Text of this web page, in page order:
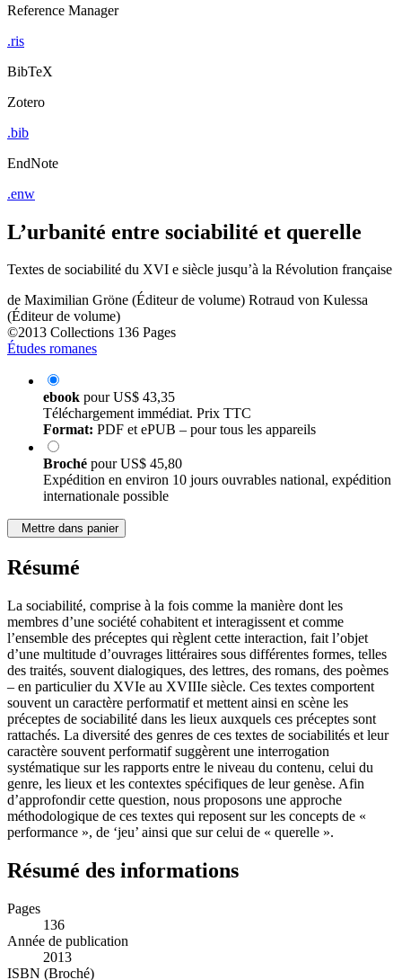
Reference Manager
.ris
BibTeX
Zotero
.bib
EndNote
.enw
L’urbanité entre sociabilité et querelle
Textes de sociabilité du XVI e siècle jusqu’à la Révolution française
de Maximilian Gröne (Éditeur de volume) Rotraud von Kulessa
(Éditeur de volume)
©2013 Collections 136 Pages
Études romanes
ebook pourUS$ 43,35
Téléchargement immédiat. Prix TTC
Format: PDF et ePUB – pour tous les appareils
Broché pourUS$ 45,80
Expédition en environ 10 jours ouvrables national, expédition
internationale possible
Mettre dans panier
Résumé
La sociabilité, comprise à la fois comme la manière dont les
membres d’une société cohabitent et interagissent et comme
l’ensemble des préceptes qui règlent cette interaction, fait l’objet
d’une multitude d’ouvrages littéraires sous différentes formes, telles
des traités, souvent dialogiques, des lettres, des romans, des poèmes
– en particulier du XVIe au XVIIIe siècle. Ces textes comportent
souvent un caractère performatif et mettent ainsi en scène les
préceptes de sociabilité dans les lieux auxquels ces préceptes sont
rattachés. La diversité des genres de ces textes de sociabilités et leur
caractère souvent performatif suggèrent une interrogation
systématique sur les rapports entre le niveau du contenu, celui du
genre, les lieux et les contextes spécifiques de leur genèse. Afin
d’approfondir cette question, nous proposons une approche
méthodologique de ces textes qui reposent sur les concepts de «
performance », de ‘jeu’ ainsi que sur celui de « querelle ».
Résumé des informations
Pages
136
Année de publication
2013
ISBN (Broché)